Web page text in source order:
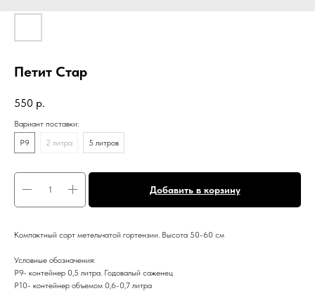
Петит Стар
550 р.
Вариант поставки:
Р9
2 литра 5 литров
Добавить в корзину
Компактный сорт метельчатой гортензии. Высота 50-60 см
Условные обозначения:
Р9- контейнер 0,5 литра. Годовалый саженец
Р10- контейнер объемом 0,6-0,7 литра